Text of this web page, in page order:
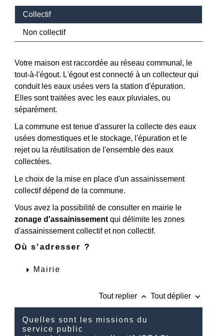
Collectif
Non collectif
Votre maison est raccordée au réseau communal, le
tout-à-l'égout. L'égout est connecté à un collecteur qui
conduit les eaux usées vers la station d'épuration.
Elles sont traitées avec les eaux pluviales, ou
séparément.
La commune est tenue d'assurer la collecte des eaux
usées domestiques et le stockage, l'épuration et le
rejet ou la réutilisation de l'ensemble des eaux
collectées.
Le choix de la mise en place d'un assainissement
collectif dépend de la commune.
Vous avez la possibilité de consulter en mairie le
zonage d'assainissement qui délimite les zones
d'assainissement collectif et non collectif.
Où s’adresser ?
arrow_right Mairie
Tout replier keyboard_arrow_up Tout déplier keyboard_arrow_down
Quelles sont les missions du
service public